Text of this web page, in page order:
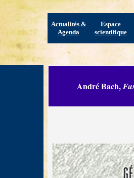
Actualités &
Agenda
Espace
scientifique
André Bach,